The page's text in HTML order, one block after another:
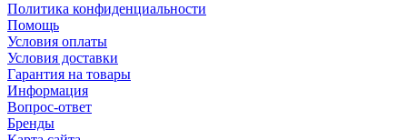
Политика конфиденциальности
Помощь
Условия оплаты
Условия доставки
Гарантия на товары
Информация
Вопрос-ответ
Бренды